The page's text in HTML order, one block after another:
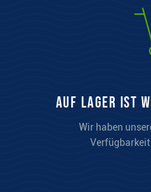
auf Lager ist
Wir haben